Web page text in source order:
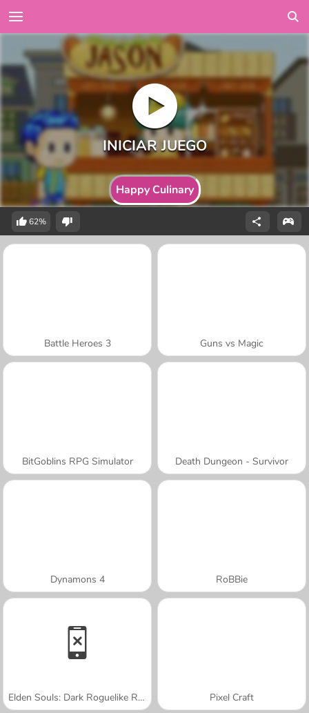
Happy Culinary
62%
Battle Heroes 3 Guns vs Magic
BitGoblins RPG Simulator Death Dungeon - Survivor
Dynamons 4 RoBBie
Elden Souls: Dark Roguelike RPG Pixel Craft